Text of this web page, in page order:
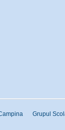
Grupul